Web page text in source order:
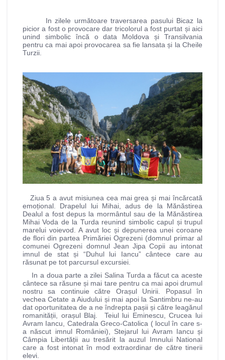
In zilele următoare traversarea pasului Bicaz la
picior a fost o provocare dar tricolorul a fost purtat și aici
unind simbolic încă o data Moldova și Transilvania
pentru ca mai apoi provocarea sa fie lansata și la Cheile
Turzii.
Ziua 5 a avut misiunea cea mai grea și mai încărcată
emoțional. Drapelul lui Mihai, adus de la Mănăstirea
Dealul a fost depus la mormântul sau de la Mănăstirea
Mihai Voda de la Turda reunind simbolic capul și trupul
marelui voievod. A avut loc și depunerea unei coroane
de flori din partea Primăriei Ogrezeni (domnul primar al
comunei Ogrezeni domnul Jean Jipa Copii au intonat
imnul de stat și “Duhul lui Iancu” cântece care au
răsunat pe tot parcursul excursiei.
In a doua parte a zilei Salina Turda a făcut ca aceste
cântece sa răsune și mai tare pentru ca mai apoi drumul
nostru sa continuie către Orașul Unirii. Popasul în
vechea Cetate a Aiudului și mai apoi la Santimbru ne-au
dat oportunitatea de a ne îndrepta pașii și către leagănul
romanității, orașul Blaj. Teiul lui Eminescu, Crucea lui
Avram Iancu, Catedrala Greco-Catolica ( locul în care s-
a născut imnul României), Stejarul lui Avram Iancu și
Câmpia Libertății au tresărit la auzul Imnului National
care a fost intonat în mod extraordinar de către tinerii
elevi.